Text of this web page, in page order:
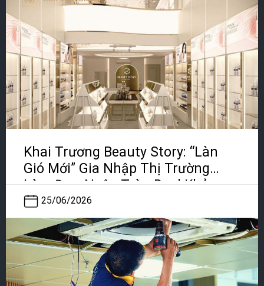
Khai Trương Beauty Story: “Làn
Gió Mới” Gia Nhập Thị Trường
Làm Đẹp, Ngập Tràn Deal Khủng
25/06/2026